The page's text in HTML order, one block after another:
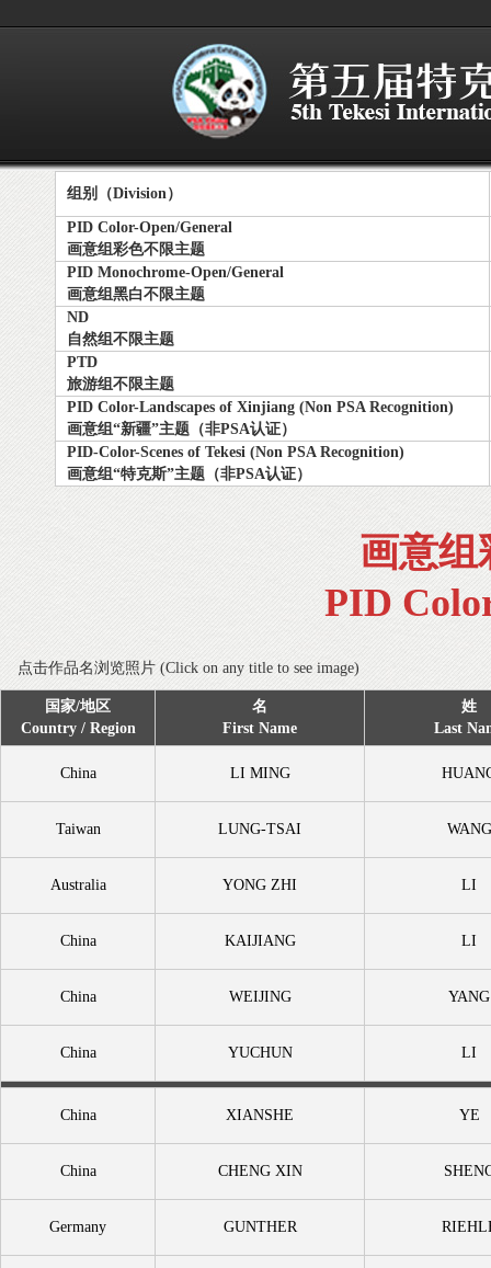
组别（Division）
PID Color-Open/General
画意组彩色不限主题
PID Monochrome-Open/General
画意组黑白不限主题
ND
自然组不限主题
PTD
旅游组不限主题
PID Color-Landscapes of Xinjiang (Non PSA Recognition)
画意组“新疆”主题（非PSA认证）
PID-Color-Scenes of Tekesi (Non PSA Recognition)
画意组“特克斯”主题（非PSA认证）
画意组
PID
点击作品名浏览照片 (Click on any title to see image)
国家/地区
Country / Region
名
First Name
姓
Last
China LI MING
Taiwan LUNG-TSAI WANG
Australia YONG ZHI LI
China KAIJIANG LI
China WEIJING YANG
China YUCHUN LI
China XIANSHE YE
China CHENG XIN
Germany GUNTHER